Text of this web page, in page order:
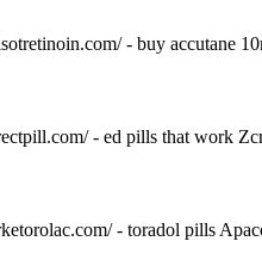
- buy accutane
- ed pills that work
- toradol pills